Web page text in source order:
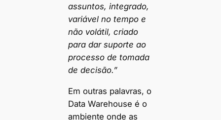
assuntos, integrado,
variável no tempo e
não volátil, criado
para dar suporte ao
processo de tomada
de decisão.”
Em outras palavras, o
Data Warehouse é o
ambiente onde as